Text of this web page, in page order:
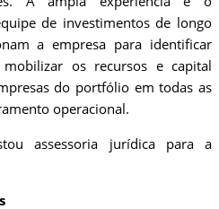
de investimentos de longo
a empresa para identificar
os recursos e capital
do portfólio em todas as
operacional.
assessoria jurídica para a